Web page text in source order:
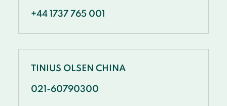
+44 1737 765 001
TINIUS OLSEN CHINA
021-60790300